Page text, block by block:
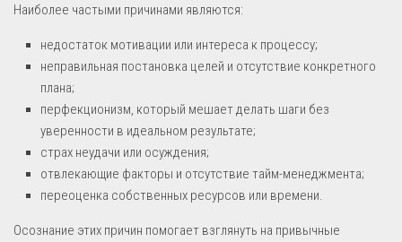
Наиболее частыми причинами являются:
недостаток мотивации или интереса к процессу;
неправильная постановка целей и отсутствие конкретного
плана;
перфекционизм, который мешает делать шаги без
уверенности в идеальном результате;
страх неудачи или осуждения;
отвлекающие факторы и отсутствие тайм-менеджмента;
переоценка собственных ресурсов или времени.
Осознание этих причин помогает взглянуть на привычные